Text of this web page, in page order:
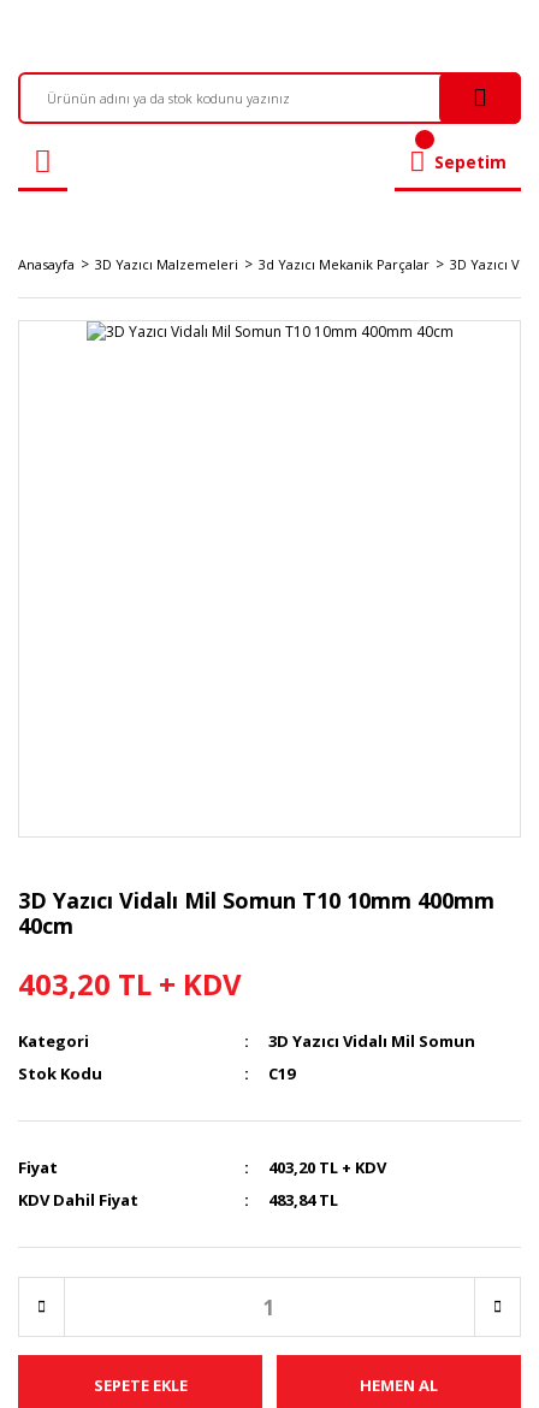
Sepetim
Anasayfa 3D Yazıcı Malzemeleri 3d Yazıcı Mekanik Parçalar 3D Yazıcı
3D Yazıcı Vidalı Mil Somun T10 10mm 400mm
40cm
403,20 TL + KDV
Kategori
3D Yazıcı Vidalı Mil Somun
Stok Kodu
C19
Fiyat
403,20 TL + KDV
KDV Dahil Fiyat
483,84 TL
SEPETE EKLE HEMEN AL